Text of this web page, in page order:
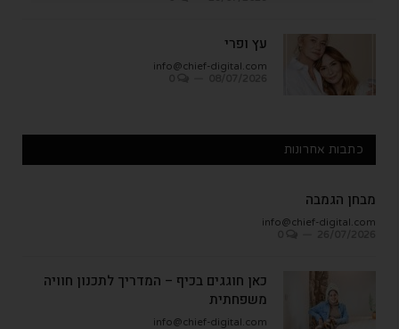
עץ ופרי
info@chief-digital.com
כתבות אחרונות
מבחן הגמבה
info@chief-digital.com
כאן חוגגים בכיף – המדריך לתכנון חוויה
משפחתית
info@chief-digital.com